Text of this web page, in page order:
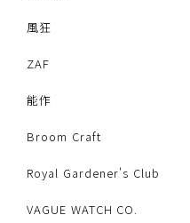
風狂
ZAF
能作
Broom Craft
Royal Gardener's Club
VAGUE WATCH CO.